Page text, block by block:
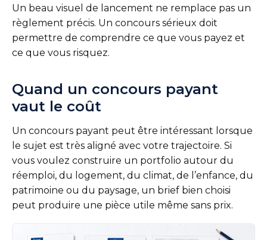
Un beau visuel de lancement ne remplace pas un
règlement précis. Un concours sérieux doit
permettre de comprendre ce que vous payez et
ce que vous risquez.
Quand un concours payant
vaut le coût
Un concours payant peut être intéressant lorsque
le sujet est très aligné avec votre trajectoire. Si
vous voulez construire un portfolio autour du
réemploi, du logement, du climat, de l’enfance, du
patrimoine ou du paysage, un brief bien choisi
peut produire une pièce utile même sans prix.